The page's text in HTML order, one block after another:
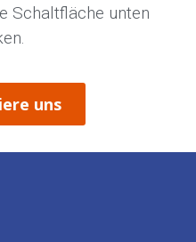
Schaltfläche unten
uns